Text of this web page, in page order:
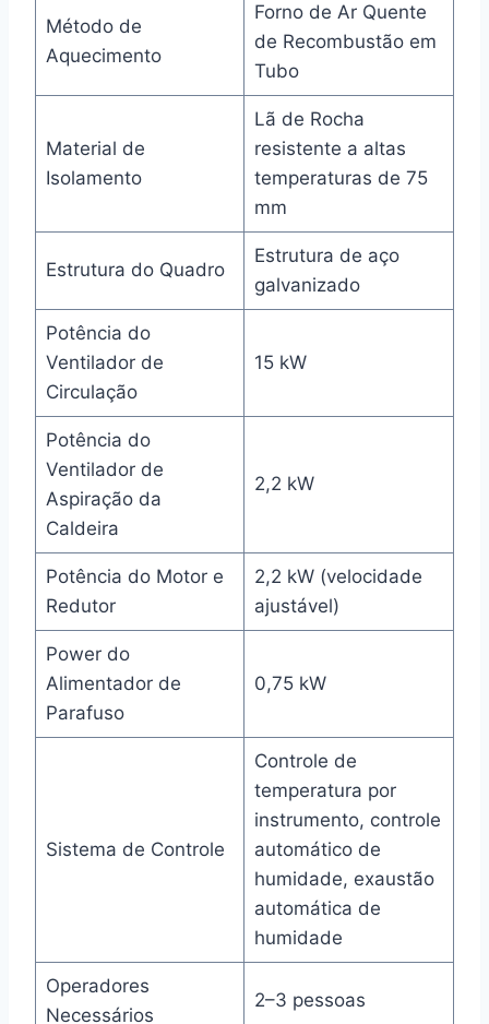
Método de
Aquecimento
Forno de Ar Quente
de Recombustão em
Tubo
Material de
Isolamento
Lã de Rocha
resistente a altas
temperaturas de 75
mm
Estrutura do Quadro
Estrutura de aço
galvanizado
Potência do
Ventilador de
Circulação
15 kW
Potência do
Ventilador de
Aspiração da
Caldeira
2,2 kW
Potência do Motor e
Redutor
2,2 kW (velocidade
ajustável)
Power do
Alimentador de
Parafuso
0,75 kW
Sistema de Controle
Controle de
temperatura por
instrumento, controle
automático de
humidade, exaustão
automática de
humidade
Operadores
Necessários
2–3 pessoas